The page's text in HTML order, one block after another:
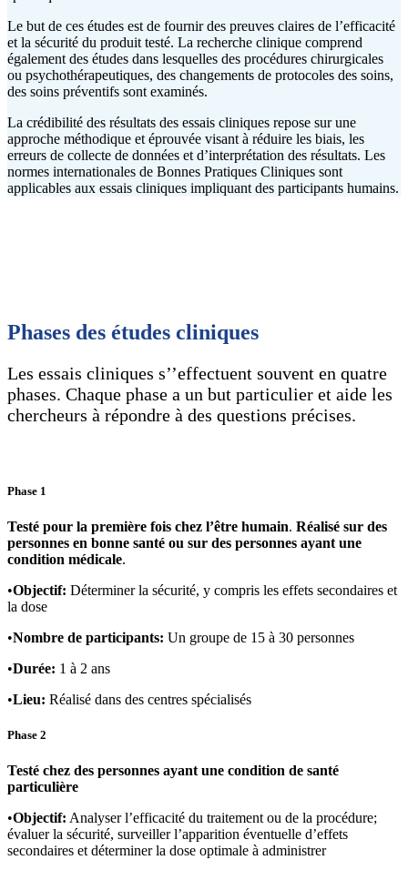
Le but de ces études est de fournir des preuves claires de l’efficacité
et la sécurité du produit testé. La recherche clinique comprend
également des études dans lesquelles des procédures chirurgicales
ou psychothérapeutiques, des changements de protocoles des soins,
des soins préventifs sont examinés.
La crédibilité des résultats des essais cliniques repose sur une
approche méthodique et éprouvée visant à réduire les biais, les
erreurs de collecte de données et d’interprétation des résultats. Les
normes internationales de Bonnes Pratiques Cliniques sont
applicables aux essais cliniques impliquant des participants humains.
Phases des études cliniques
Les essais cliniques s’’effectuent souvent en quatre
phases. Chaque phase a un but particulier et aide les
chercheurs à répondre à des questions précises.
Phase 1
Testé pour la première fois chez l’être humain. Réalisé sur des
personnes en bonne santé ou sur des personnes ayant une
condition médicale.
•Objectif: Déterminer la sécurité, y compris les effets secondaires et
la dose
•Nombre de participants: Un groupe de 15 à 30 personnes
•Durée: 1 à 2 ans
•Lieu: Réalisé dans des centres spécialisés
Phase 2
Testé chez des personnes ayant une condition de santé
particulière
•Objectif: Analyser l’efficacité du traitement ou de la procédure;
évaluer la sécurité, surveiller l’apparition éventuelle d’effets
secondaires et déterminer la dose optimale à administrer